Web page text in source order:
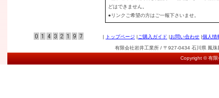
どはできません。
●リンクご希望の方はご一報下さいませ。
| トップページ | ご購入ガイド |お問い合わせ |個人情
有限会社岩井工業所 / 〒927-0434 石川県 鳳
Copyright © 有限